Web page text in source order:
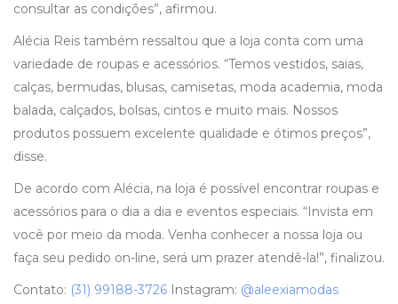
consultar as condições”, afirmou.
Alécia Reis também ressaltou que a loja conta com uma
variedade de roupas e acessórios. “Temos vestidos, saias,
calças, bermudas, blusas, camisetas, moda academia, moda
balada, calçados, bolsas, cintos e muito mais. Nossos
produtos possuem excelente qualidade e ótimos preços”,
disse.
De acordo com Alécia, na loja é possível encontrar roupas e
acessórios para o dia a dia e eventos especiais. “Invista em
você por meio da moda. Venha conhecer a nossa loja ou
faça seu pedido on-line, será um prazer atendê-la!”, finalizou.
Contato: (31) 99188-3726 Instagram: @aleexiamodas